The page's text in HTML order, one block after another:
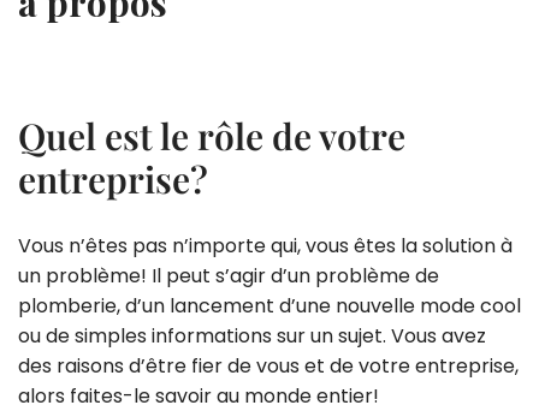
Quel est le rôle de votre
entreprise?
Vous n’êtes pas n’importe qui, vous êtes la solution à
un problème! Il peut s’agir d’un problème de
plomberie, d’un lancement d’une nouvelle mode cool
ou de simples informations sur un sujet. Vous avez
des raisons d’être fier de vous et de votre entreprise,
alors faites-le savoir au monde entier!